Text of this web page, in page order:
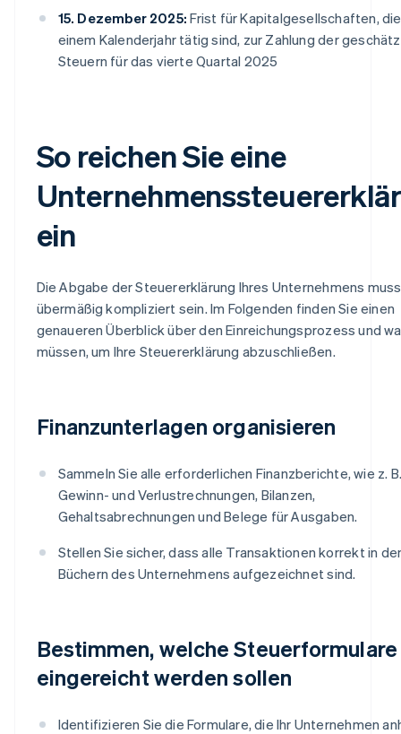
15. Dezember 2025: Frist für Kapitalgesellschaften,
einem Kalenderjahr tätig sind, zur Zahlung der
Steuern für das vierte Quartal 2025
So reichen Sie eine
ein
Die Abgabe der Steuererklärung Ihres Unternehmens
übermäßig kompliziert sein. Im Folgenden finden Sie einen
genaueren Überblick über den Einreichungsprozess und
müssen, um Ihre Steuererklärung abzuschließen.
Finanzunterlagen organisieren
Sammeln Sie alle erforderlichen Finanzberichte, wie z. B.
Gewinn- und Verlustrechnungen, Bilanzen,
Gehaltsabrechnungen und Belege für Ausgaben.
Stellen Sie sicher, dass alle Transaktionen korrekt in
Büchern des Unternehmens aufgezeichnet sind.
Bestimmen, welche Steuerformulare
eingereicht werden sollen
Identifizieren Sie die Formulare, die Ihr Unternehmen